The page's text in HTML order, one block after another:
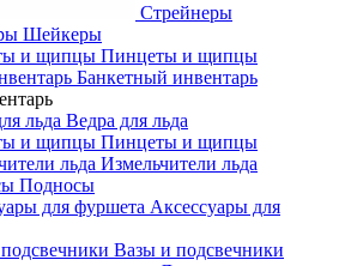
Стрейнеры
Шейкеры
Пинцеты и щипцы
Банкетный инвентарь
Ведра для льда
Пинцеты и щипцы
Измельчители льда
Подносы
Аксессуары для
Вазы и подсвечники